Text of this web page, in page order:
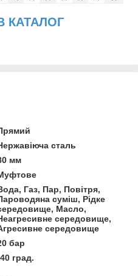
КАТАЛОГ
сталь
мм
Газ, Пар, Повітря,
суміш, Рідке
Масло,
середовище,
середовище
бар
град.